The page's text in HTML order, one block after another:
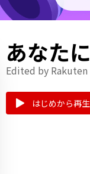
あなた
Edited by Rakuten
はじめから再生